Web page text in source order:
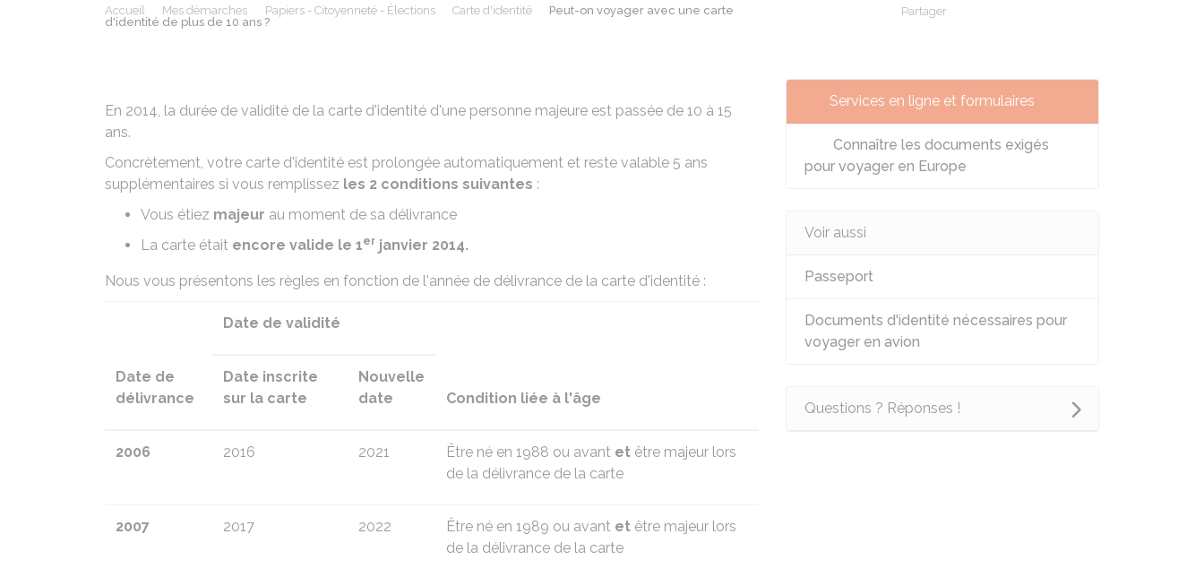
Accueil Mes démarches Papiers - Citoyenneté - Élections Carte d'identité
Peut-on voyager avec une carte
d'identité de plus de 10 ans ?
Partager
En 2014, la durée de validité de la carte d'identité d'une personne majeure est passée de 10 à 15
ans.
Concrètement, votre carte d'identité est prolongée automatiquement et reste valable 5 ans
supplémentaires si vous remplissez les 2 conditions suivantes :
Vous étiez majeur au moment de sa délivrance
La carte était encore valide le 1er janvier 2014.
Nous vous présentons les règles en fonction de l'année de délivrance de la carte d'identité :
Date de
délivrance
Date de validité
Condition liée à l'âge
Date inscrite
sur la carte
Nouvelle
date
2006 2016 2021 Être né en 1988 ou avant et être majeur lors
de la délivrance de la carte
2007 2017 2022 Être né en 1989 ou avant et être majeur lors
de la délivrance de la carte
Services en ligne et formulaires
Connaître les documents exigés
pour voyager en Europe
Voir aussi
Passeport
Documents d'identité nécessaires pour
voyager en avion
Questions ? Réponses !